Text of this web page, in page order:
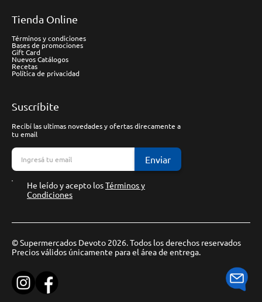
Tienda Online
Términos y condiciones
Bases de promociones
Gift Card
Nuevos Catálogos
Recetas
Política de privacidad
Suscríbite
Recibí las ultimas novedades y ofertas direcamente a
tu email
Enviar
He leído y acepto losTérminos y
Condiciones
© Supermercados Devoto 2026. Todos los derechos reservados
Precios válidos únicamente para el área de entrega.